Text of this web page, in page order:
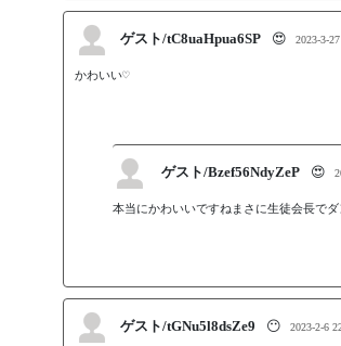
ゲスト/tC8uaHpua6SP 😍 2023-3-
かわいい♡
ゲスト/Bzef56NdyZeP 😍
本当にかわいいですねまさに生徒会長で
ゲスト/tGNu5l8dsZe9 😶 2023-2-6